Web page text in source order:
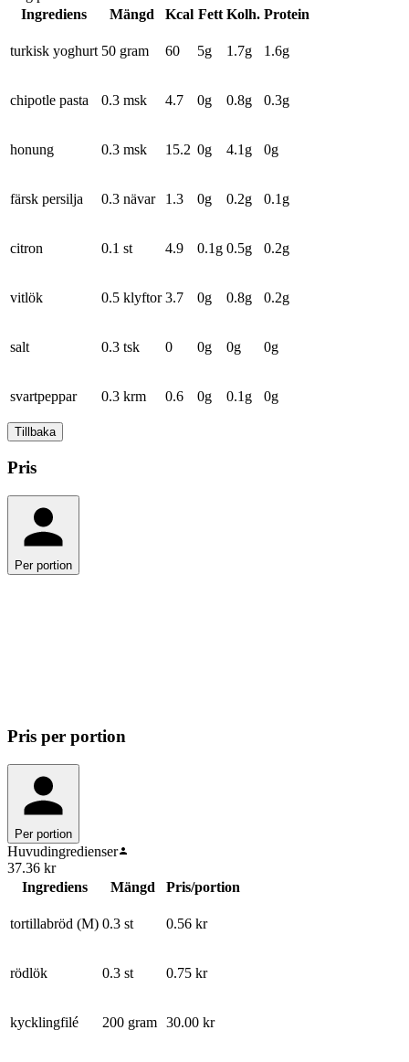
Ingrediens
Mängd Kcal Fett Kolh. Protein
turkisk yoghurt 50 gram 60 5g 1.7g 1.6g
chipotle pasta 0.3 msk 4.7 0g 0.8g 0.3g
honung 0.3 msk 15.2 0g 4.1 g 0g
färsk persilja 0.3 nävar 1.3 0g 0.2g 0.1 g
citron 0.1 st 4.9 0.1 g 0.5g 0.2g
vitlök 0.5 klyftor 3.7 0g 0.8g 0.2g
salt 0.3 tsk 0 0g 0g 0g
svartpeppar 0.3 krm 0.6 0g 0.1 g 0g
Tillbaka
Pris
Per portion
Pris per portion
Per portion
Huvudingredienser
37.36 kr
Ingrediens
Mängd Pris/portion
tortillabröd (M) 0.3 st 0.56 kr
rödlök 0.3 st 0.75 kr
kycklingfilé 200 gram 30.00 kr